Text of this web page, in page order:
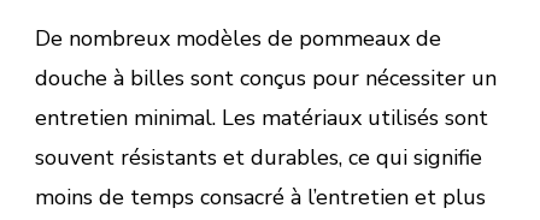
De nombreux modèles de pommeaux de
douche à billes sont conçus pour nécessiter un
entretien minimal. Les matériaux utilisés sont
souvent résistants et durables, ce qui signifie
moins de temps consacré à l’entretien et plus